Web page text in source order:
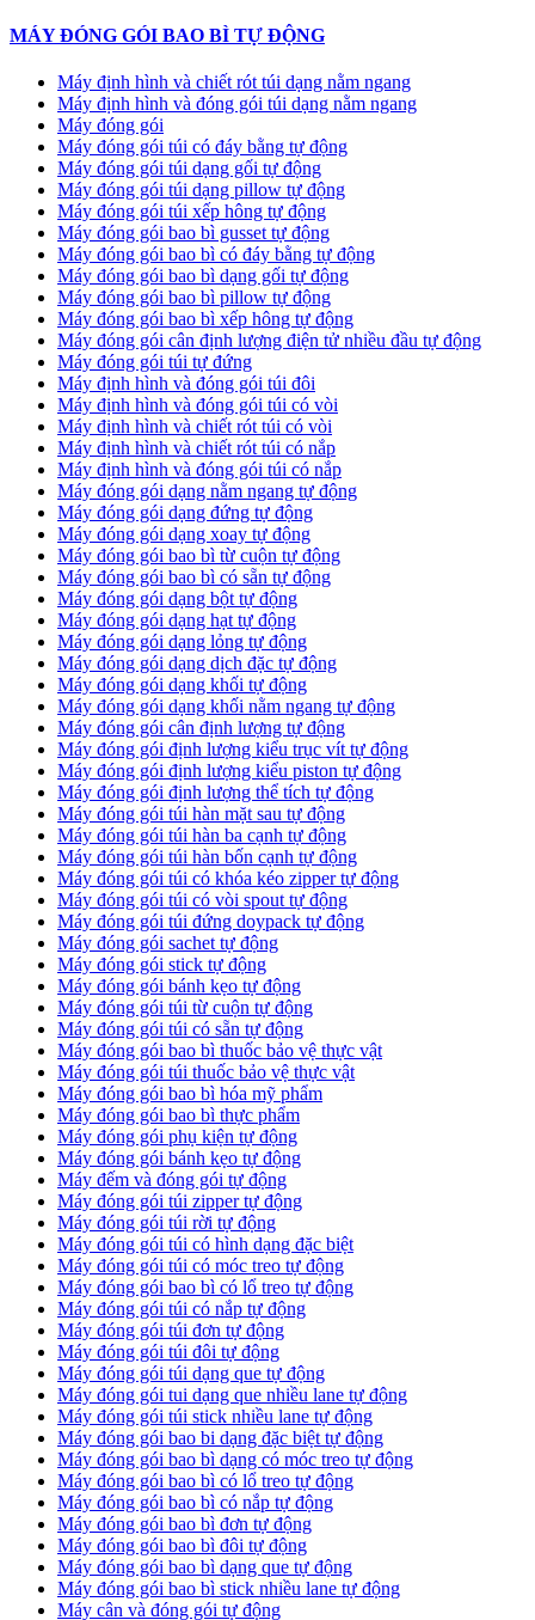
MÁY ĐÓNG GÓI BAO BÌ TỰ ĐỘNG
Máy định hình và chiết rót túi dạng nằm ngang
Máy định hình và đóng gói túi dạng nằm ngang
Máy đóng gói
Máy đóng gói túi có đáy bằng tự động
Máy đóng gói túi dạng gối tự động
Máy đóng gói túi dạng pillow tự động
Máy đóng gói túi xếp hông tự động
Máy đóng gói bao bì gusset tự động
Máy đóng gói bao bì có đáy bằng tự động
Máy đóng gói bao bì dạng gối tự động
Máy đóng gói bao bì pillow tự động
Máy đóng gói bao bì xếp hông tự động
Máy đóng gói cân định lượng điện tử nhiều đầu tự động
Máy đóng gói túi tự đứng
Máy định hình và đóng gói túi đôi
Máy định hình và đóng gói túi có vòi
Máy định hình và chiết rót túi có vòi
Máy định hình và chiết rót túi có nắp
Máy định hình và đóng gói túi có nắp
Máy đóng gói dạng nằm ngang tự động
Máy đóng gói dạng đứng tự động
Máy đóng gói dạng xoay tự động
Máy đóng gói bao bì từ cuộn tự động
Máy đóng gói bao bì có sẵn tự động
Máy đóng gói dạng bột tự động
Máy đóng gói dạng hạt tự động
Máy đóng gói dạng lỏng tự động
Máy đóng gói dạng dịch đặc tự động
Máy đóng gói dạng khối tự động
Máy đóng gói dạng khối nằm ngang tự động
Máy đóng gói cân định lượng tự động
Máy đóng gói định lượng kiểu trục vít tự động
Máy đóng gói định lượng kiểu piston tự động
Máy đóng gói định lượng thể tích tự động
Máy đóng gói túi hàn mặt sau tự động
Máy đóng gói túi hàn ba cạnh tự động
Máy đóng gói túi hàn bốn cạnh tự động
Máy đóng gói túi có khóa kéo zipper tự động
Máy đóng gói túi có vòi spout tự động
Máy đóng gói túi đứng doypack tự động
Máy đóng gói sachet tự động
Máy đóng gói stick tự động
Máy đóng gói bánh kẹo tự động
Máy đóng gói túi từ cuộn tự động
Máy đóng gói túi có sẵn tự động
Máy đóng gói bao bì thuốc bảo vệ thực vật
Máy đóng gói túi thuốc bảo vệ thực vật
Máy đóng gói bao bì hóa mỹ phẩm
Máy đóng gói bao bì thực phẩm
Máy đóng gói phụ kiện tự động
Máy đóng gói bánh kẹo tự động
Máy đếm và đóng gói tự động
Máy đóng gói túi zipper tự động
Máy đóng gói túi rời tự động
Máy đóng gói túi có hình dạng đặc biệt
Máy đóng gói túi có móc treo tự động
Máy đóng gói bao bì có lổ treo tự động
Máy đóng gói túi có nắp tự động
Máy đóng gói túi đơn tự động
Máy đóng gói túi đôi tự động
Máy đóng gói túi dạng que tự động
Máy đóng gói tui dạng que nhiều lane tự động
Máy đóng gói túi stick nhiều lane tự động
Máy đóng gói bao bi dạng đặc biệt tự động
Máy đóng gói bao bì dạng có móc treo tự động
Máy đóng gói bao bì có lổ treo tự động
Máy đóng gói bao bì có nắp tự động
Máy đóng gói bao bì đơn tự động
Máy đóng gói bao bì đôi tự động
Máy đóng gói bao bì dạng que tự động
Máy đóng gói bao bì stick nhiều lane tự động
Máy cân và đóng gói tự động